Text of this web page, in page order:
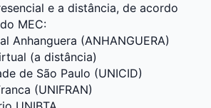
e a distância, de acordo
MEC:
Anhanguera (ANHANGUERA)
(a distância)
de São Paulo (UNICID)
(UNIFRAN)